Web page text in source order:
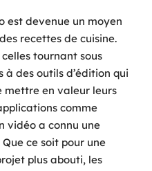
est devenue un moyen
recettes de cuisine.
tournant sous
à des outils d’édition qui
mettre en valeur leurs
comme
vidéo a connu une
ce soit pour une
plus abouti, les